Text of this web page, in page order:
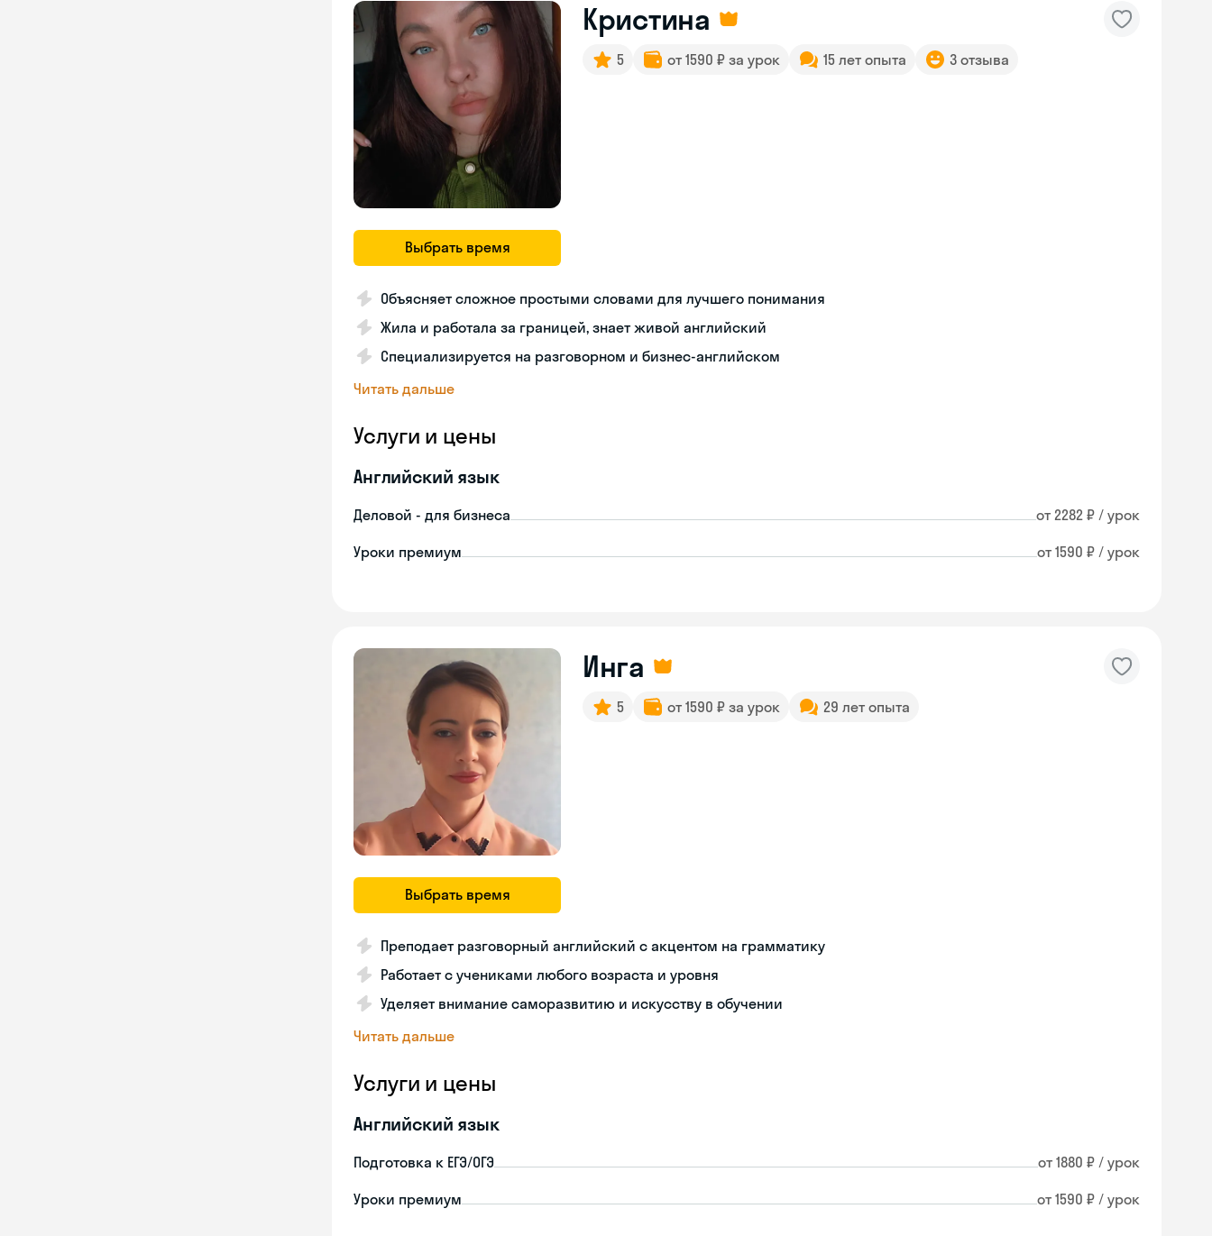
Выбрать время
Кристина
5 от 1590 ₽ за урок 15 лет опыта 3 отзыва
Объясняет сложное простыми словами для лучшего понимания
Жила и работала за границей, знает живой английский
Специализируется на разговорном и бизнес-английском
Читать дальше
Услуги и цены
Английский язык
Деловой - для бизнеса от 2282 ₽ / урок
Уроки премиум от 1590 ₽ / урок
Выбрать время
Инга
5 от 1590 ₽ за урок 29 лет опыта
Преподает разговорный английский с акцентом на грамматику
Работает с учениками любого возраста и уровня
Уделяет внимание саморазвитию и искусству в обучении
Читать дальше
Услуги и цены
Английский язык
Подготовка к ЕГЭ/ОГЭ от 1880 ₽ / урок
Уроки премиум от 1590 ₽ / урок